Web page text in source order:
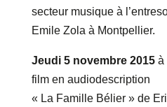
secteur musique à
Emile Zola à Montpellier.
Jeudi 5 novembre 2015à
film en audiodescription
« La Famille Bélier » de